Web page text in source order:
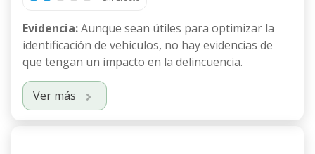
Evidencia:Aunque sean útiles para optimizar la
identificación de vehículos, no hay evidencias de
que tengan un impacto en la delincuencia.
Ver más